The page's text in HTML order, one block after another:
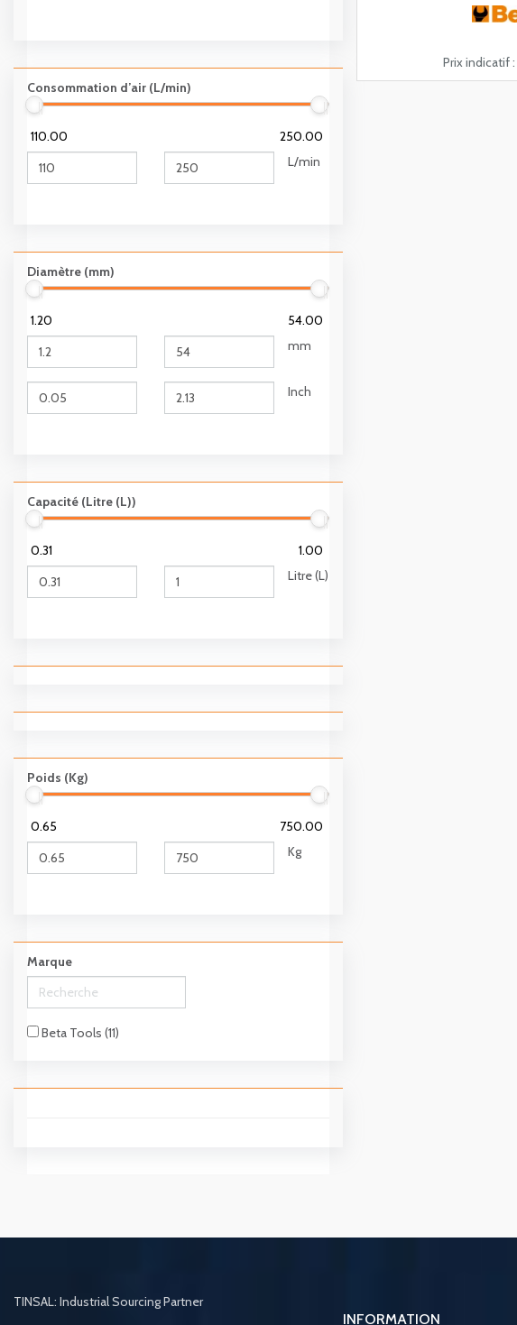
Consommation d’air (L/min)
110.00
250.00
L/min
Diamètre (mm)
1.20
54.00
mm
Inch
Capacité (Litre (L))
0.31
1.00
Litre (L)
Poids (Kg)
0.65
750.00
Kg
Marque
Beta Tools (11)
Prix indicatif :
TINSAL: Industrial Sourcing Partner
INFORMATION